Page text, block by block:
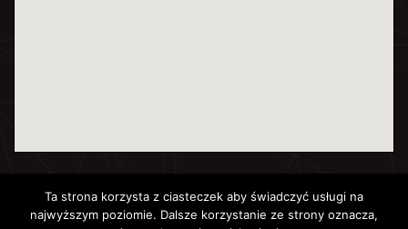
Ta strona korzysta z ciasteczek aby świadczyć usługi na
najwyższym poziomie. Dalsze korzystanie ze strony oznacza,